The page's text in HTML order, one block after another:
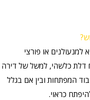
או פורצי
דלת כלשהי, למשל של דירה
המפתחות ובין אם בגלל
כראוי.